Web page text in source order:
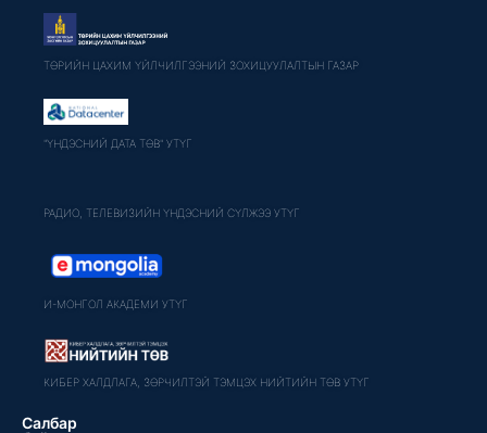
ТӨРИЙН ЦАХИМ ҮЙЛЧИЛГЭЭНИЙ ЗОХИЦУУЛАЛТЫН ГАЗАР
"ҮНДЭСНИЙ ДАТА ТӨВ" УТҮГ
РАДИО, ТЕЛЕВИЗИЙН ҮНДЭСНИЙ СҮЛЖЭЭ УТҮГ
И-МОНГОЛ АКАДЕМИ УТҮГ
КИБЕР ХАЛДЛАГА, ЗӨРЧИЛТЭЙ ТЭМЦЭХ НИЙТИЙН ТӨВ УТҮГ
Салбар